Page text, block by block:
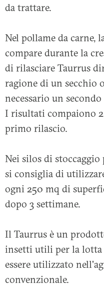
da trattare.
Nel pollame da carne,
compare durante la
di rilasciare Taurrus
ragione di un secchio
necessario un
I risultati compaiono
primo rilascio.
Nei silos di
si consiglia di
ogni 250 mq di
dopo 3 settimane.
Il Taurrus è un
insetti utili per la lotta
essere utilizzato
convenzionale.